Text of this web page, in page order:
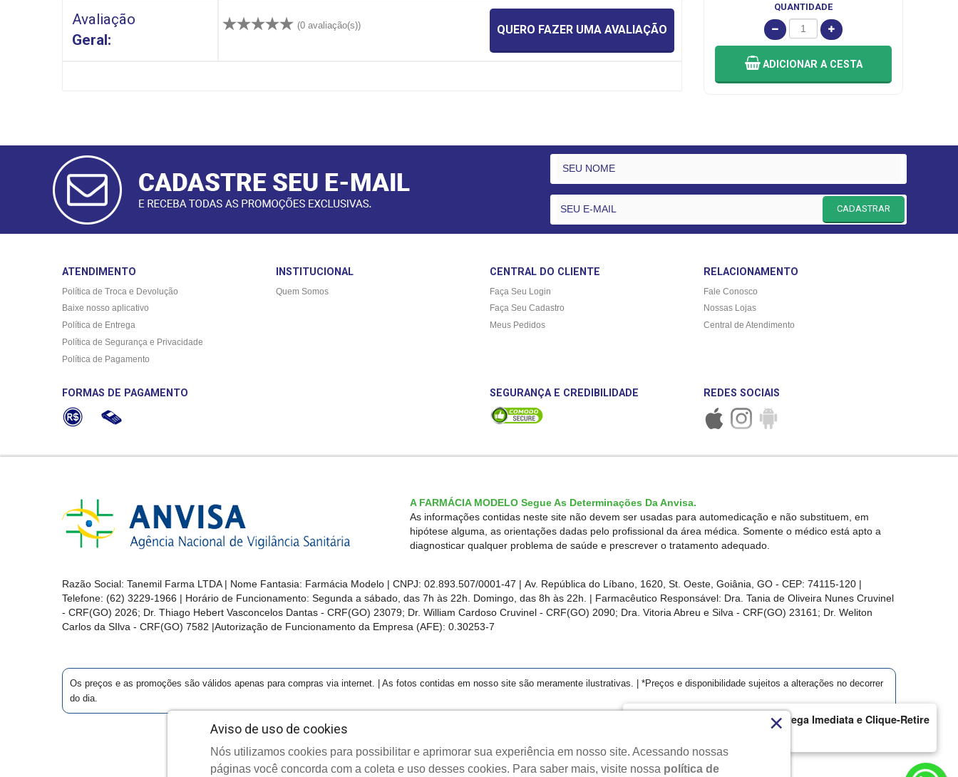
Farmácia Modelo | Goiânia | Entrega Imediata e Clique-Retire
QUANTIDADE
ADICIONAR A CESTA
Avaliação
Geral:
(0 avaliação(s)) QUERO FAZER UMA AVALIAÇÃO
CADASTRAR
E-MAIL
CADASTRAR
ATENDIMENTO
Política de Troca e Devolução
Baixe nosso aplicativo
Política de Entrega
Política de Segurança e Privacidade
Política de Pagamento
INSTITUCIONAL
Quem Somos
CENTRAL DO CLIENTE
Faça Seu Login
Faça Seu Cadastro
Meus Pedidos
RELACIONAMENTO
Fale Conosco
Nossas Lojas
Central de Atendimento
FORMAS DE PAGAMENTO SEGURANÇA E CREDIBILIDADE REDES SOCIAIS
A FARMÁCIA MODELO Segue As Determinações Da Anvisa.
As informações contidas neste site não devem ser usadas para automedicação e não substituem, em
hipótese alguma, as orientações dadas pelo profissional da área médica. Somente o médico está apto a
diagnosticar qualquer problema de saúde e prescrever o tratamento adequado.
Razão Social: Tanemil Farma LTDA | Nome Fantasia: Farmácia Modelo | CNPJ: 02.893.507/0001-47 | Av. República do Líbano, 1620, St. Oeste, Goiânia, GO - CEP: 74115-120 |
Telefone: (62) 3229-1966 | Horário de Funcionamento: Segunda a sábado, das 7h às 22h. Domingo, das 8h às 22h. | Farmacêutico Responsável: Dra. Tania de Oliveira Nunes Cruvinel
- CRF(GO) 2026; Dr. Thiago Hebert Vasconcelos Dantas - CRF(GO) 23079; Dr. William Cardoso Cruvinel - CRF(GO) 2090; Dra. Vitoria Abreu e Silva - CRF(GO) 23161; Dr. Weliton
Carlos da SIlva - CRF(GO) 7582 |Autorização de Funcionamento da Empresa (AFE): 0.30253-7
Os preços e as promoções são válidos apenas para compras via internet. | As fotos contidas em nosso site são meramente ilustrativas. | *Preços e disponibilidade sujeitos a alterações no decorrer
do dia.
Copyright © 2026 Farmácia Modelo - Todos os direitos reservados.
Aviso de uso de cookies
Nós utilizamos cookies para possibilitar e aprimorar sua experiência em nosso site. Acessando nossas
páginas você concorda com a coleta e uso desses cookies. Para saber mais, visite nossa política de
×